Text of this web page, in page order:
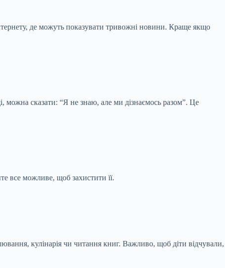
де можуть показувати тривожні новини. Краще якщо
можна сказати: “Я не знаю, але ми дізнаємось разом”. Це
все можливе, щоб захистити її.
кулінарія чи читання книг. Важливо, щоб діти відчували,